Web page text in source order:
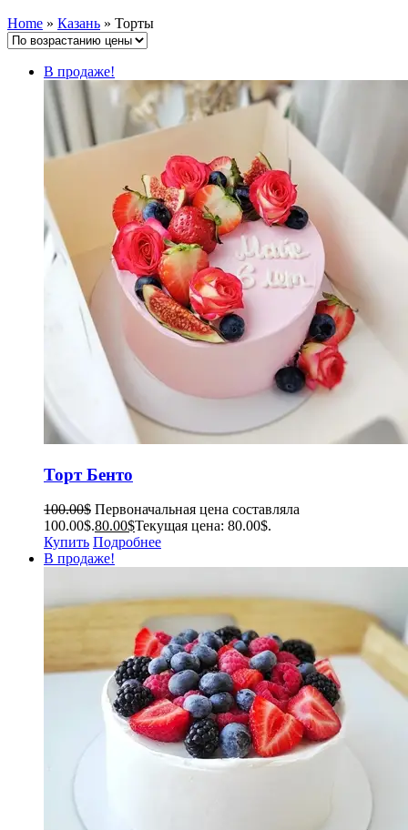
Home » Казань » Торты
В продаже!
Торт Бенто
100.00$ Первоначальная цена составляла
100.00$.80.00$Текущая цена: 80.00$.
Купить Подробнее
В продаже!